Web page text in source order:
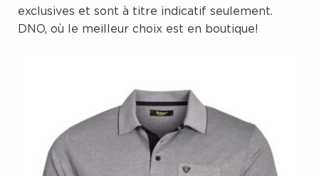
exclusives et sont à titre indicatif seulement.
DNO, où le meilleur choix est en boutique!